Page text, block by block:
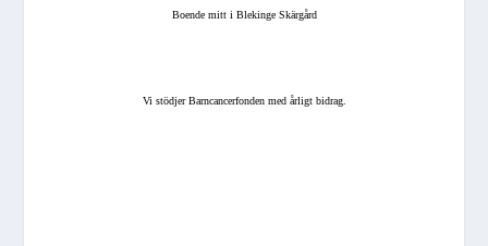
Boende mitt i Blekinge Skärgård
Vi stödjer Barncancerfonden med årligt bidrag.